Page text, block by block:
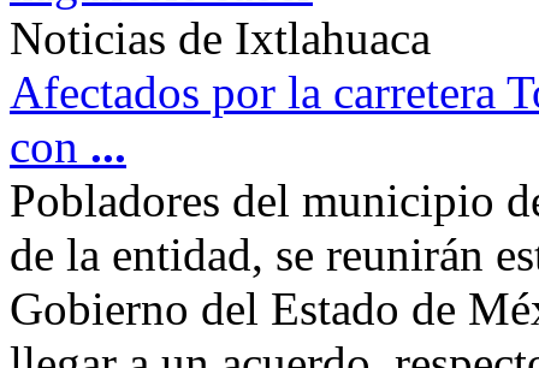
Noticias de Ixtlahuaca
Afectados por la carretera
con ...
Pobladores del municipio
de la entidad, se reunirán
Gobierno del Estado de